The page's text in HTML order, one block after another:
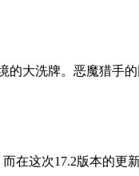
大洗牌。恶魔猎手
在这次17.2版本的更